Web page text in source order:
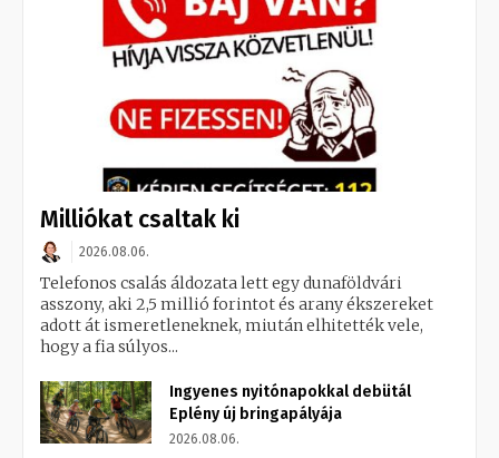
Milliókat csaltak ki
2026.08.06.
Telefonos csalás áldozata lett egy dunaföldvári
asszony, aki 2,5 millió forintot és arany ékszereket
adott át ismeretleneknek, miután elhitették vele,
hogy a fia súlyos...
Ingyenes nyitónapokkal debütál
Eplény új bringapályája
2026.08.06.